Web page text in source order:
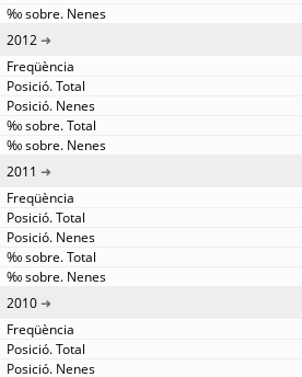
2012
2011
2010